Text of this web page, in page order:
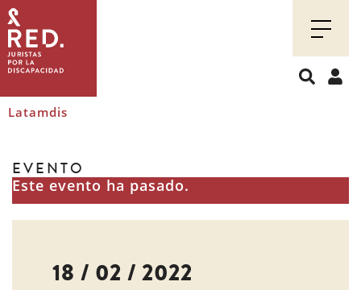
Juristas
por
la
discapacidad
Latamdis
EVENTO
Este evento ha pasado.
18 / 02 / 2022